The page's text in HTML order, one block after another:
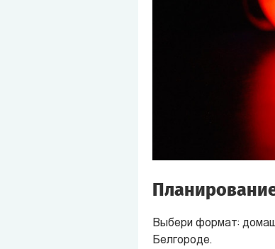
Выбери формат:
Белгороде.